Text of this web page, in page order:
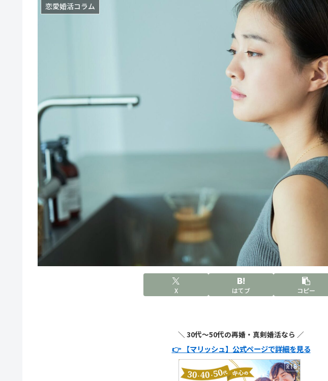
恋愛婚活コラム
X はてブ コピー
＼ 30代〜50代の再婚・真剣婚活なら ／
👉 【マリッシュ】公式ページで詳細を見る